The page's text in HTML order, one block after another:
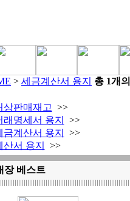
> 세금계산서 용지 총 1개
상판매재고 >>
래명세서 용지
>>
금계산서 용지
>>
산서 용지
>>
장 베스트